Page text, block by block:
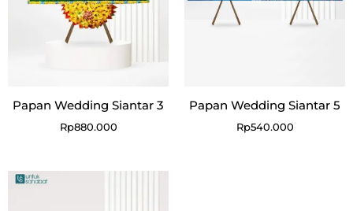
Papan Wedding Siantar 3
Rp880.000
Papan Wedding Siantar 5
Rp540.000